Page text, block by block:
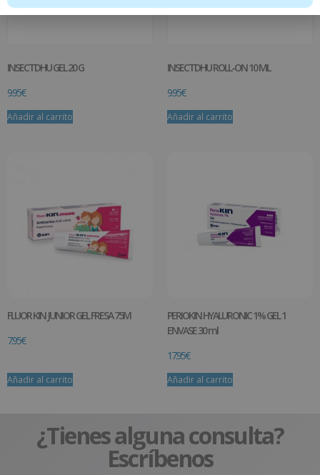
INSECTDHU GEL 20 G
9.95€
Añadir al carrito
INSECTDHU ROLL-ON 10 ML
9.95€
Añadir al carrito
FLUOR KIN JUNIOR GEL FRESA 75M
7.95€
Añadir al carrito
PERIOKIN HYALURONIC 1% GEL 1
ENVASE 30 ml
17.95€
Añadir al carrito
¿Tienes alguna consulta?
Escríbenos